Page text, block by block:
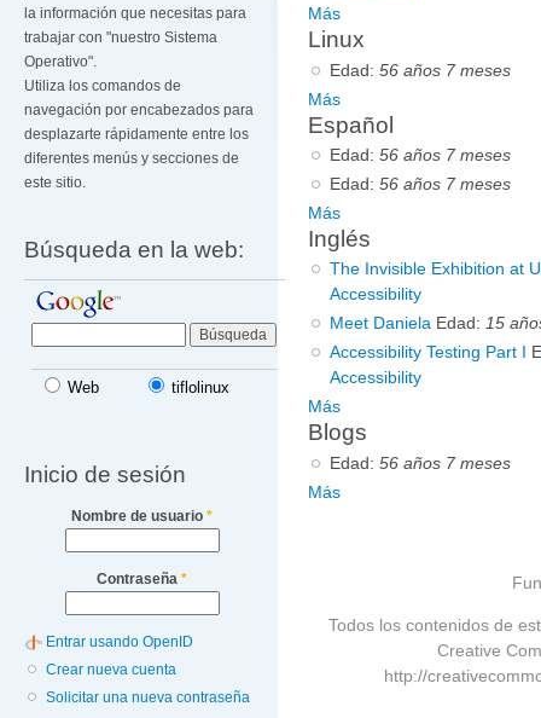
la información que necesitas para
trabajar con "nuestro Sistema
Operativo".
Utiliza los comandos de
navegación por encabezados para
desplazarte rápidamente entre los
diferentes menús y secciones de
este sitio.
Búsqueda en la web:
Web tiflolinux
Inicio de sesión
Nombre de usuario *
Contraseña *
Entrar usando OpenID
Crear nueva cuenta
Solicitar una nueva contraseña
Más
Linux
Edad:56 años 7 meses
Más
Español
Edad:56 años 7 meses
Edad:56 años 7 meses
Más
Inglés
The Invisible Exhibition at
Accessibility
Meet Daniela Edad:15
Accessibility Testing Part I
Accessibility
Más
Blogs
Edad:56 años 7 meses
Más
Todos los contenidos de
Creative
http://